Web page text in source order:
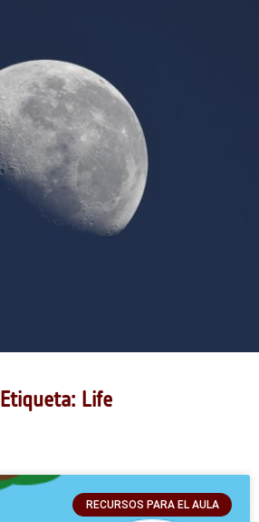
Etiqueta: Life
RECURSOS PARA EL AULA